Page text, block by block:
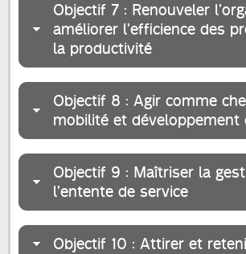
Objectif 7 : Renouveler
améliorer l’efficience des
la productivité
Objectif 8 : Agir comme
mobilité et développement
Objectif 9 : Maîtriser la
l’entente de service
Objectif 10 : Attirer et